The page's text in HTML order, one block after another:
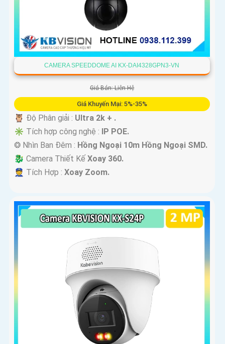
CAMERA SPEEDDOME AI KX-DAI4328GPN3-VN
Giá Bán: Liên Hệ
Giá Khuyến Mại: 5%-35%
🦉 Độ Phân giải : Ultra 2k + .
✳️ Tích hợp công nghệ : IP POE.
❂ Nhìn Ban Đêm : Hồng Ngoại 10m Hồng Ngoại SMD.
🐉️ Camera Thiết Kế Xoay 360.
️👮 Tích Hợp : Xoay Zoom.